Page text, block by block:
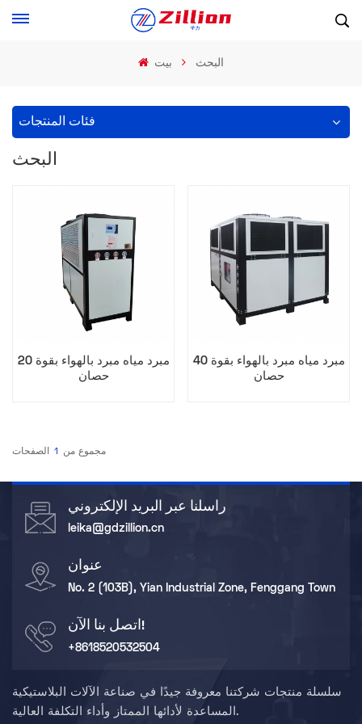
بيت البحث
فئات المنتجات
البحث
مبرد مياه مبرد بالهواء بقوة 20
حصان
مبرد مياه مبرد بالهواء بقوة 40
حصان
مجموع من 1 الصفحات
راسلنا عبر البريد الإلكتروني
leika@gdzillion.cn
عنوان
No. 2 (103B), Yian Industrial Zone, Fenggang Town
اتصل بنا الآن!
+8618520532504
سلسلة منتجات شركتنا معروفة جيدًا في صناعة الآلات البلاستيكية
المساعدة لأدائها الممتاز وأداء التكلفة العالية.